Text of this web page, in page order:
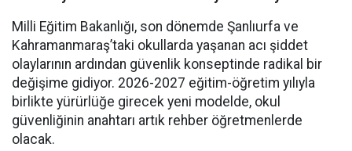
Milli Eğitim Bakanlığı, son dönemde Şanlıurfa ve
Kahramanmaraş’taki okullarda yaşanan acı şiddet
olaylarının ardından güvenlik konseptinde radikal bir
değişime gidiyor. 2026-2027 eğitim-öğretim yılıyla
birlikte yürürlüğe girecek yeni modelde, okul
güvenliğinin anahtarı artık rehber öğretmenlerde
olacak.